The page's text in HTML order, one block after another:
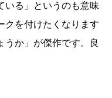
いる」というのも意味
クを付けたくなります
うか」が傑作です。良